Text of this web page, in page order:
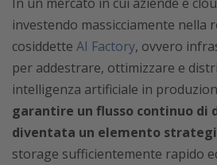
investendo massicciamente nella
cosiddette AI Factory, ovvero
per addestrare, ottimizzare e
intelligenza artificiale in
garantire un flusso continuo di
diventata un elemento
storage sufficientemente rapido